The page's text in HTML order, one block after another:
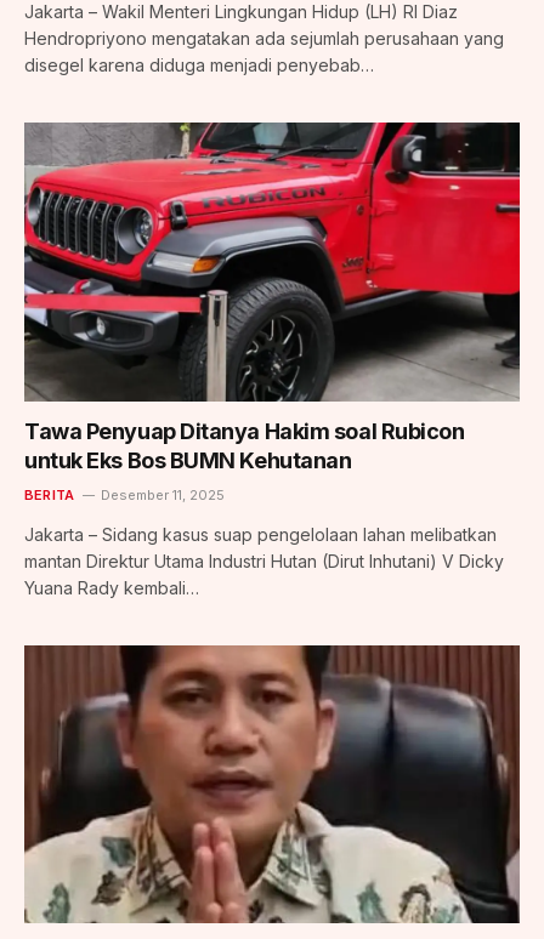
Jakarta – Wakil Menteri Lingkungan Hidup (LH) RI Diaz
Hendropriyono mengatakan ada sejumlah perusahaan yang
disegel karena diduga menjadi penyebab…
Tawa Penyuap Ditanya Hakim soal Rubicon
untuk Eks Bos BUMN Kehutanan
BERITA Desember 11, 2025
Jakarta – Sidang kasus suap pengelolaan lahan melibatkan
mantan Direktur Utama Industri Hutan (Dirut Inhutani) V Dicky
Yuana Rady kembali…